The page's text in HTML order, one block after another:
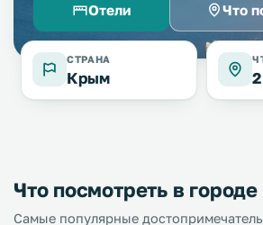
Отели Что
СТРАНА
Крым
Что посмотреть в городе
Самые популярные